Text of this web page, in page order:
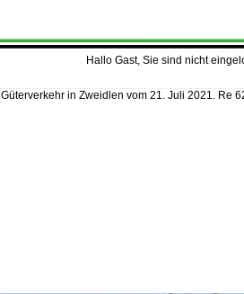
Hallo Gast, Sie sind nicht
Güterverkehr in Zweidlen vom 21. Juli 2021. Re